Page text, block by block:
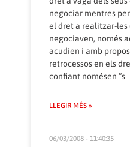
negociar mentres
el dret a realitzar-les
negociaven, només
acudien i amb
retrocessos en els
confiant nomésen “s
LLEGIR MÉS »
06/03/2008 - 11:40:35